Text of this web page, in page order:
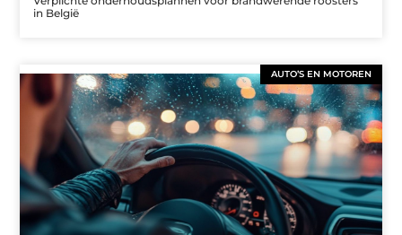
in België
AUTO’S EN MOTOREN